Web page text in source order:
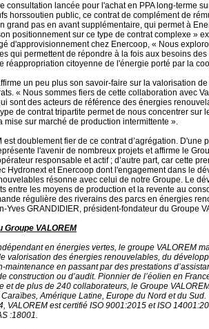
consultation lancée pour l'achat en PPA long-terme
horssoutien public, ce contrat de complément de
grand pas en avant supplémentaire, qui permet à
positionnement sur ce type de contrat complexe »
d'approvisionnement chez Enercoop, « Nous
qui permettent de répondre à la fois aux besoins
réappropriation citoyenne de l'énergie porté par la
un peu plus son savoir-faire sur la valorisation
« Nous sommes fiers de cette collaboration avec
sont des acteurs de référence des énergies
de contrat tripartite permet de nous concentrer sur
mise sur marché de production intermittente ».
est doublement fier de ce contrat d’agrégation. D'une
l'avenir de nombreux projets et affirme le
responsable et actif ; d’autre part, car cette
Hydronext et Enercoop dont l'engagement dans le
résonne avec celui de notre Groupe. Le
entre les moyens de production et la revente au
régulière des riverains des parcs en énergies
Yves GRANDIDIER, président-fondateur du Groupe
Groupe VALOREM
en énergies vertes, le groupe VALOREM
valorisation des énergies renouvelables, du
maintenance en passant par des prestations
construction ou d’audit. Pionnier de l’éolien en
et de plus de 240 collaborateurs, le Groupe
Amérique Latine, Europe du Nord et du Sud.
VALOREM est certifié ISO 9001:2015 et ISO
:18001.